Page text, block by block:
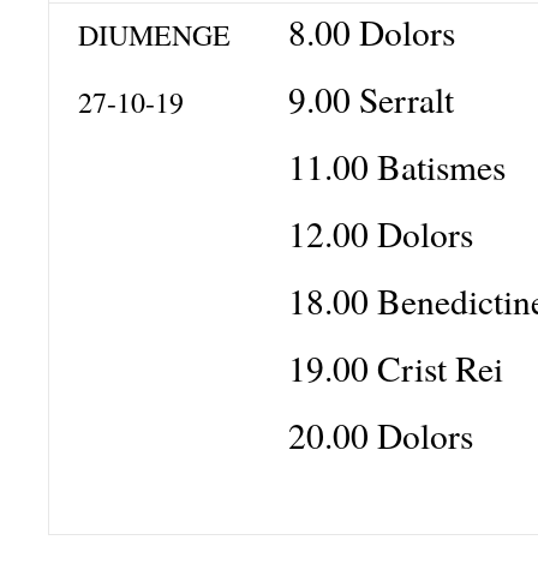
DIUMENGE
27-10-19
8.00 Dolors
9.00 Serralt
11.00 Batismes
12.00 Dolors
18.00
19.00 Crist Rei
20.00 Dolors